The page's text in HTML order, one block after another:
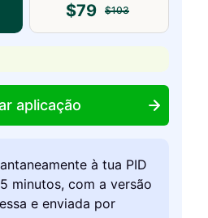
$79 $103
aplicação
à tua PID
minutos, com a versão
e enviada por